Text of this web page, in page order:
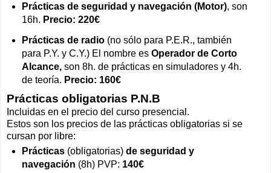
Prácticas de seguridad y navegación (Motor), son
16h. Precio: 220€
Prácticas de radio(no sólo para P.E.R., también
para P.Y. y C.Y.) El nombre es Operador de Corto
Alcance, son 8h. de prácticas en simuladores y 4h.
de teoría. Precio: 160€
Prácticas obligatorias P.N.B
Incluidas en el precio del curso presencial.
Estos son los precios de las prácticas obligatorias si se
cursan por libre:
Prácticas (obligatorias) de seguridad y
navegación (8h) PVP: 140€